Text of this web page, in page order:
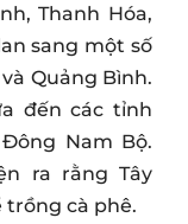
Thanh Hóa,
sang một số
Quảng Bình.
đến các tỉnh
Nam Bộ.
ra rằng Tây
trồng cà phê.